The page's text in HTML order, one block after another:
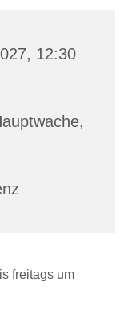
12:30
freitags um